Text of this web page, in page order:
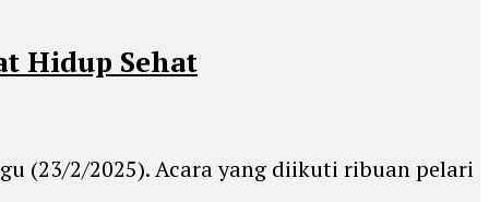
Hidup Sehat
(23/2/2025). Acara yang diikuti ribuan pelari